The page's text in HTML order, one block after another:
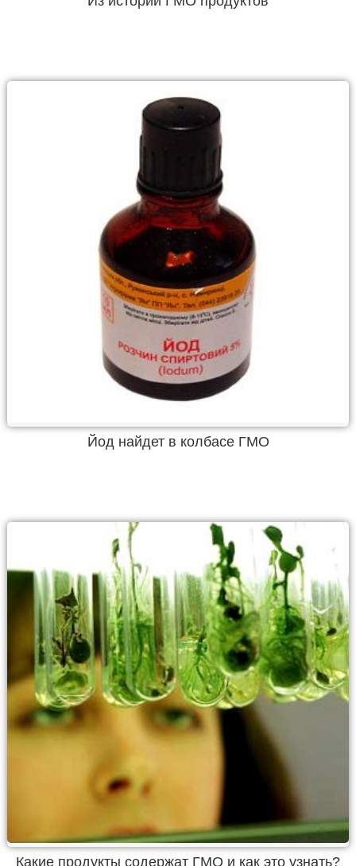
Йод найдет в колбасе ГМО
Какие продукты содержат ГМО и как это узнать?